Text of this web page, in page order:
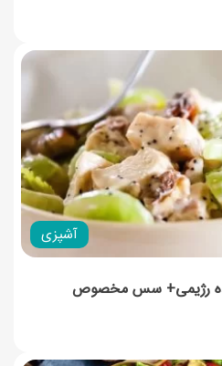
آشپزی
رژیمی+ سس مخصوص